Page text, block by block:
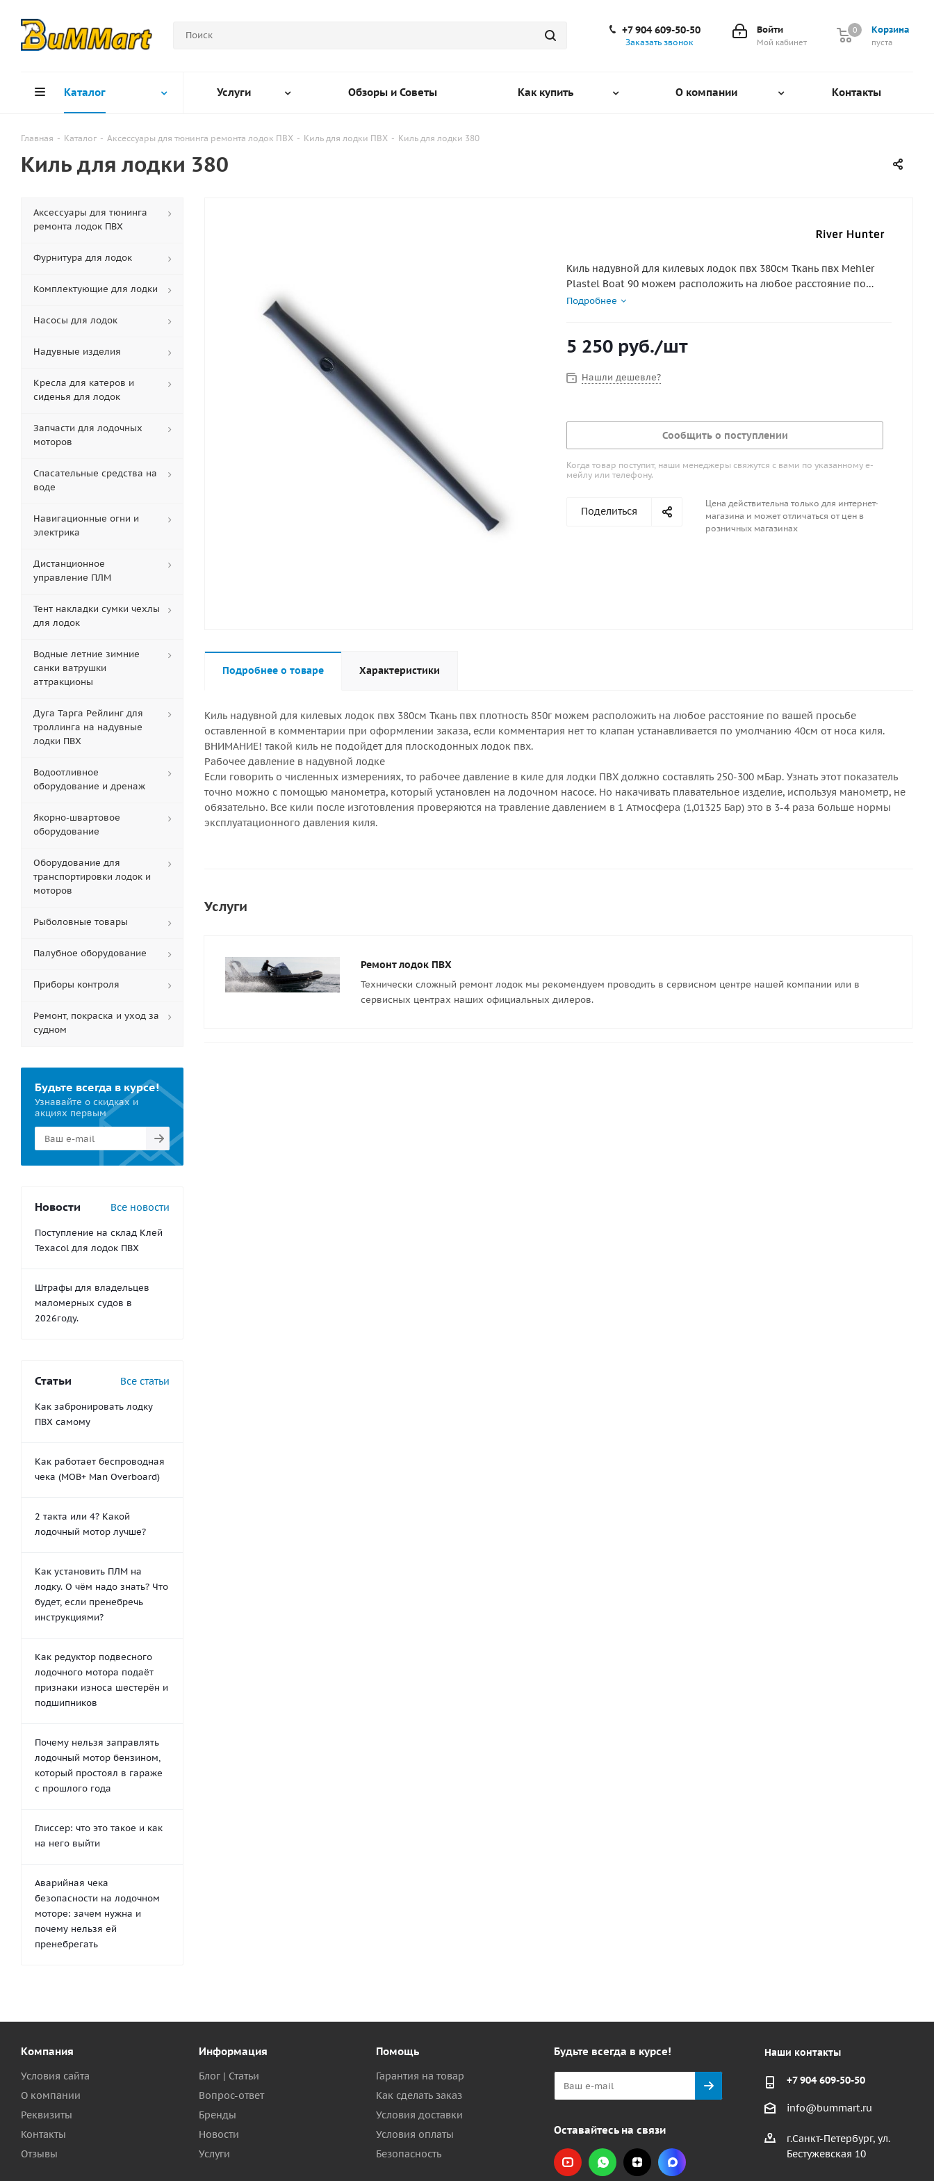
Корзина
0
пуста
0
Войти
Мой кабинет
+7 904 609-50-50
Заказать звонок
Каталог Услуги Обзоры и Советы Как купить О компании Контакты
Главная - Каталог - Аксессуары для тюнинга ремонта лодок ПВХ - Киль для лодки ПВХ - Киль для лодки 380
Киль для лодки 380
Киль надувной для килевых лодок пвх 380см Ткань пвх Mehler
Plastel Boat 90 можем расположить на любое расстояние по
вашей просьбе оставленной в комментарии при оформлении
подойдет для плоскодонных лодок пвх.
Подробнее
5 250 руб./шт
Нашли дешевле?
Сообщить о поступлении
Когда товар поступит, наши менеджеры свяжутся с вами по указанному е-
мейлу или телефону.
Поделиться
Цена действительна только для интернет-
магазина и может отличаться от цен в
розничных магазинах
Подробнее о товаре Характеристики
Киль надувной для килевых лодок пвх 380см Ткань пвх плотность 850г можем расположить на любое расстояние по вашей просьбе
оставленной в комментарии при оформлении заказа, если комментария нет то клапан устанавливается по умолчанию 40см от носа киля.
ВНИМАНИЕ! такой киль не подойдет для плоскодонных лодок пвх.
Рабочее давление в надувной лодке
Если говорить о численных измерениях, то рабочее давление в киле для лодки ПВХ должно составлять 250-300 мБар. Узнать этот показатель
точно можно с помощью манометра, который установлен на лодочном насосе. Но накачивать плавательное изделие, используя манометр, не
обязательно. Все кили после изготовления проверяются на травление давлением в 1 Атмосфера (1,01325 Бар) это в 3-4 раза больше нормы
эксплуатационного давления киля.
Услуги
Ремонт лодок ПВХ
Технически сложный ремонт лодок мы рекомендуем проводить в сервисном центре нашей компании или в
сервисных центрах наших официальных дилеров.
Аксессуары для тюнинга
ремонта лодок ПВХ
Фурнитура для лодок
Комплектующие для лодки
Насосы для лодок
Надувные изделия
Кресла для катеров и
сиденья для лодок
Запчасти для лодочных
моторов
Спасательные средства на
воде
Навигационные огни и
электрика
Дистанционное
управление ПЛМ
Тент накладки сумки чехлы
для лодок
Водные летние зимние
санки ватрушки
аттракционы
Дуга Тарга Рейлинг для
троллинга на надувные
лодки ПВХ
Водоотливное
оборудование и дренаж
Якорно-швартовое
оборудование
Оборудование для
транспортировки лодок и
моторов
Рыболовные товары
Палубное оборудование
Приборы контроля
Ремонт, покраска и уход за
судном
Будьте всегда в курсе!
Узнавайте о скидках и
акциях первым
Новости Все новости
Поступление на склад Клей
Texacol для лодок ПВХ
Штрафы для владельцев
маломерных судов в
2026году.
Статьи Все статьи
Как забронировать лодку
ПВХ самому
Как работает беспроводная
чека (MOB+ Man Overboard)
2 такта или 4? Какой
лодочный мотор лучше?
Как установить ПЛМ на
лодку. О чём надо знать? Что
будет, если пренебречь
инструкциями?
Как редуктор подвесного
лодочного мотора подаёт
признаки износа шестерён и
подшипников
Почему нельзя заправлять
лодочный мотор бензином,
который простоял в гараже
с прошлого года
Глиссер: что это такое и как
на него выйти
Аварийная чека
безопасности на лодочном
моторе: зачем нужна и
почему нельзя ей
пренебрегать
Компания
Условия сайта
О компании
Реквизиты
Контакты
Отзывы
Информация
Блог | Статьи
Вопрос-ответ
Бренды
Новости
Услуги
Помощь
Гарантия на товар
Как сделать заказ
Условия доставки
Условия оплаты
Безопасность
Будьте всегда в курсе!
Оставайтесь на связи
Наши контакты
+7 904 609-50-50
info@bummart.ru
г.Санкт-Петербург, ул.
Бестужевская 10